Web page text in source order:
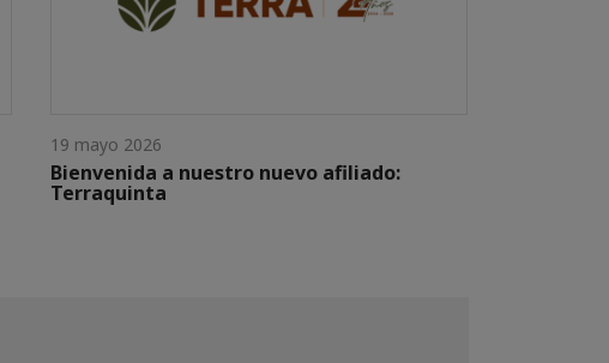
19 mayo 2026
Bienvenida a nuestro nuevo afiliado:
Terraquinta